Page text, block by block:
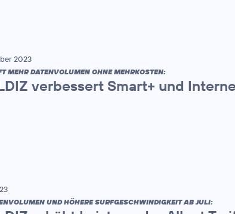
2023
MEHR DATENVOLUMEN OHNE MEHRKOSTEN:
verbessert Smart+ und
UND HÖHERE SURFGESCHWINDIGKEIT AB JULI: